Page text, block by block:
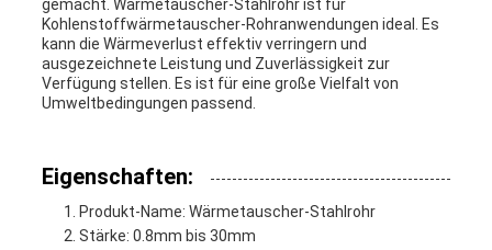
gemacht. Wärmetauscher-Stahlrohr ist für
Kohlenstoffwärmetauscher-Rohranwendungen ideal. Es
kann die Wärmeverlust effektiv verringern und
ausgezeichnete Leistung und Zuverlässigkeit zur
Verfügung stellen. Es ist für eine große Vielfalt von
Umweltbedingungen passend.
Eigenschaften:
Produkt-Name: Wärmetauscher-Stahlrohr
Stärke: 0.8mm bis 30mm